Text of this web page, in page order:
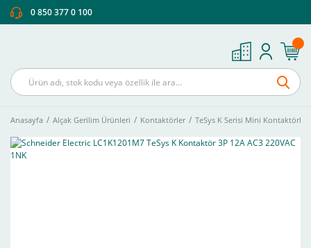
0 850 377 0 100
Anasayfa Alçak Gerilim Ürünleri Kontaktörler TeSys K Serisi Mini Kontaktörler